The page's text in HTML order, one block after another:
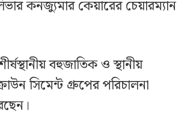
কনজ্যুমার কেয়ারের চেয়ারম্যান
বহুজাতিক ও স্থানীয়
সিমেন্ট গ্রুপের পরিচালনা